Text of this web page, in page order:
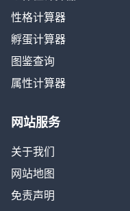
性格计算器
孵蛋计算器
图鉴查询
属性计算器
网站服务
关于我们
网站地图
免责声明